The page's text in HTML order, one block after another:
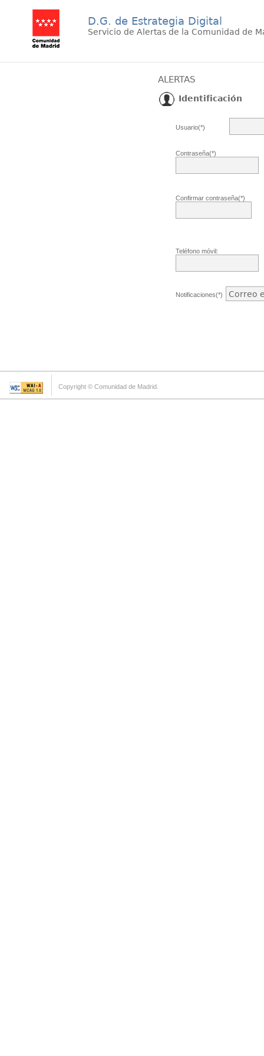
D.G. de Estrategia Digital
Servicio de Alertas de la Comunidad de
ALERTAS
Identificación
Usuario(*)
Contraseña(*)
Confirmar contraseña(*)
Teléfono móvil:
Notificaciones(*)
Copyright © Comunidad de Madrid.